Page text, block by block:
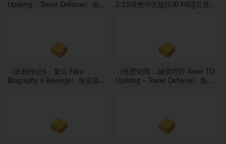
Uprising – Tower Defense》免安
2.3.5绿色中文版[230 MB][百度网
《妖精传记6：复仇 Fairy
Biography 6 Revenge》免安装绿
《铁壁矩阵：轴突塔防 Axon TD
Uprising – Tower Defense》免安